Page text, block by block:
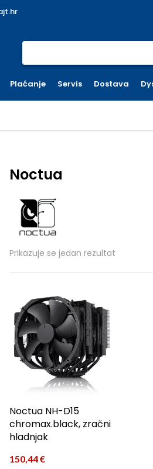
Plaćanje Servis Dostava
Noctua
Prikazuje se jedan rezultat
Noctua NH-D15
chromax.black, zračni
hladnjak
150,44€